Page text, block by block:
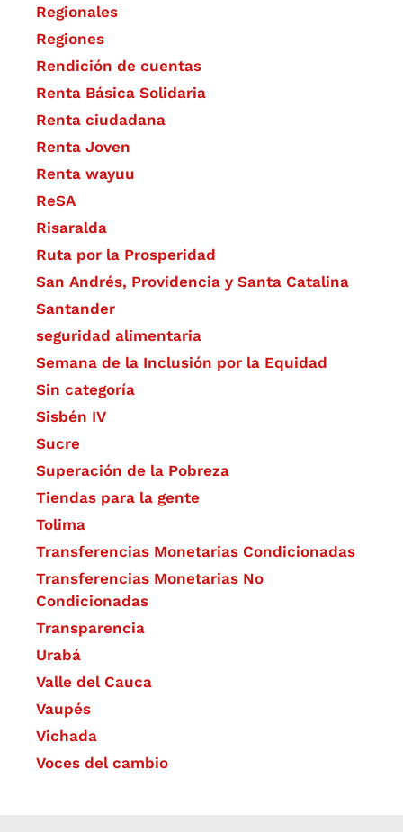
Regionales
Regiones
Rendición de cuentas
Renta Básica Solidaria
Renta ciudadana
Renta Joven
Renta wayuu
ReSA
Risaralda
Ruta por la Prosperidad
San Andrés, Providencia y Santa Catalina
Santander
seguridad alimentaria
Semana de la Inclusión por la Equidad
Sin categoría
Sisbén IV
Sucre
Superación de la Pobreza
Tiendas para la gente
Tolima
Transferencias Monetarias Condicionadas
Transferencias Monetarias No
Condicionadas
Transparencia
Urabá
Valle del Cauca
Vaupés
Vichada
Voces del cambio